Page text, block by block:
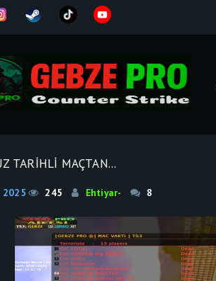
TARİHLİ MAÇTAN...
2025 245 Ehtiyar- 8